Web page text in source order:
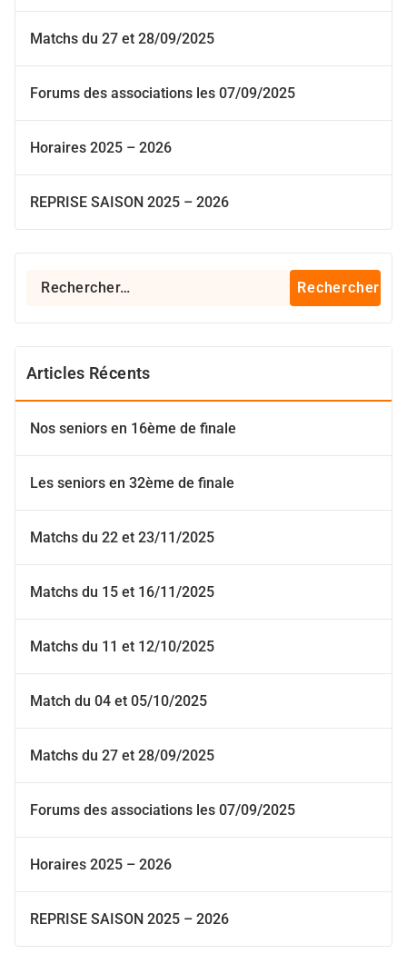
Matchs du 27 et 28/09/2025
Forums des associations les 07/09/2025
Horaires 2025 – 2026
REPRISE SAISON 2025 – 2026
Rechercher :
Articles Récents
Nos seniors en 16ème de finale
Les seniors en 32ème de finale
Matchs du 22 et 23/11/2025
Matchs du 15 et 16/11/2025
Matchs du 11 et 12/10/2025
Match du 04 et 05/10/2025
Matchs du 27 et 28/09/2025
Forums des associations les 07/09/2025
Horaires 2025 – 2026
REPRISE SAISON 2025 – 2026